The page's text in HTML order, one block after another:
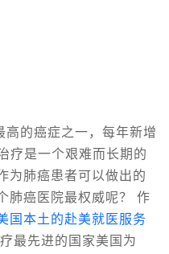
高的癌症之一，每年新增
疗是一个艰难而长期的
为肺癌患者可以做出的
肺癌医院最权威呢？ 作
国本土的赴美就医服务
最先进的国家美国为